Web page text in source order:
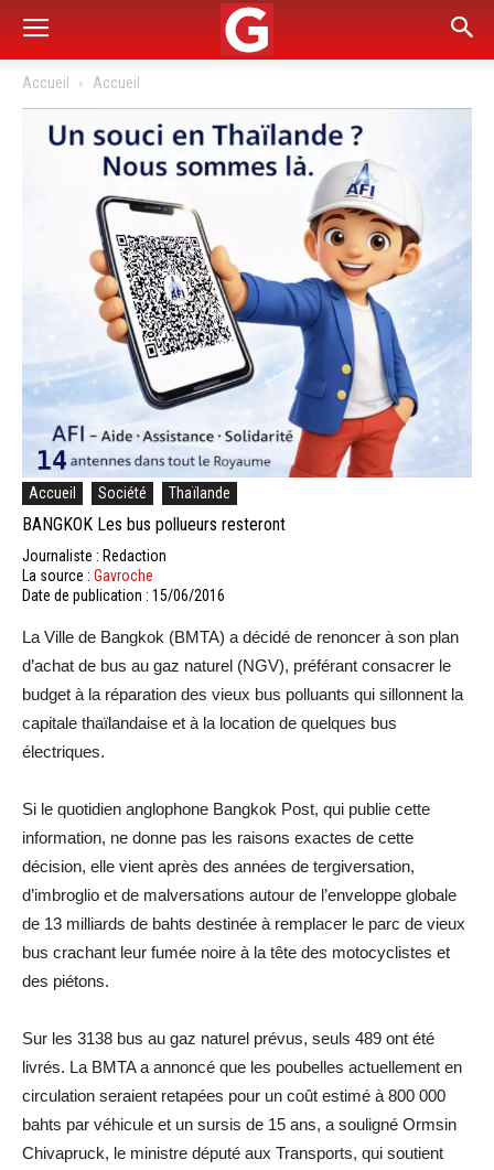
Accueil Accueil
Accueil Société Thaïlande
BANGKOK Les bus pollueurs resteront
Journaliste : Redaction
La source : Gavroche
Date de publication : 15/06/2016
La Ville de Bangkok (BMTA) a décidé de renoncer à son plan
d’achat de bus au gaz naturel (NGV), préférant consacrer le
budget à la réparation des vieux bus polluants qui sillonnent la
capitale thaïlandaise et à la location de quelques bus
électriques.
Si le quotidien anglophone Bangkok Post, qui publie cette
information, ne donne pas les raisons exactes de cette
décision, elle vient après des années de tergiversation,
d’imbroglio et de malversations autour de l’enveloppe globale
de 13 milliards de bahts destinée à remplacer le parc de vieux
bus crachant leur fumée noire à la tête des motocyclistes et
des piétons.
Sur les 3138 bus au gaz naturel prévus, seuls 489 ont été
livrés. La BMTA a annoncé que les poubelles actuellement en
circulation seraient retapées pour un coût estimé à 800 000
bahts par véhicule et un sursis de 15 ans, a souligné Ormsin
Chivapruck, le ministre député aux Transports, qui soutient